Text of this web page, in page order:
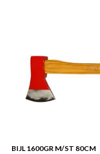
BIJL 1600GR M/ST 80CM